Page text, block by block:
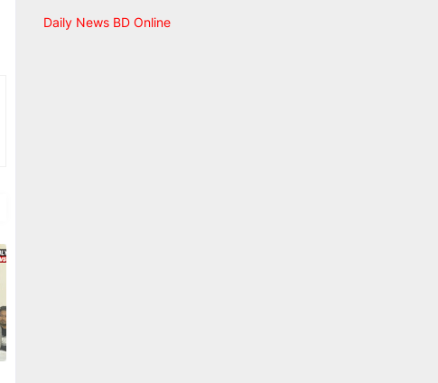
Daily News BD Online